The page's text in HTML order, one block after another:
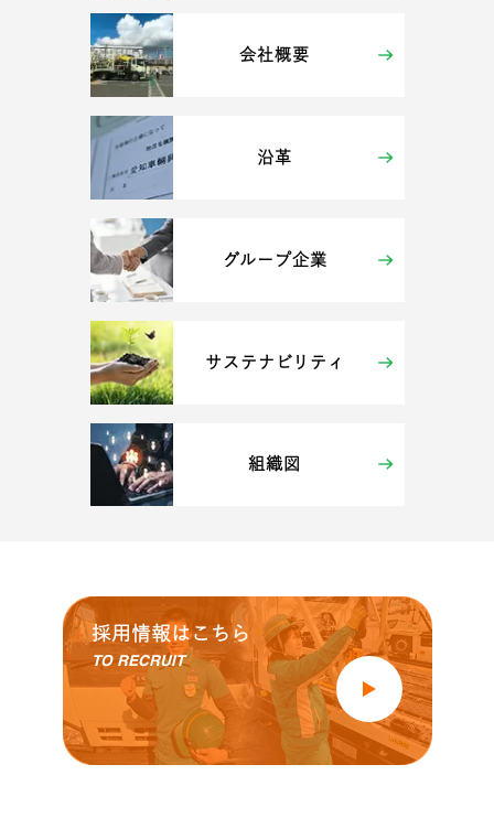
会社概要
沿革
グループ企業
サステナビリティ
組織図
採用情報はこちら
TO RECRUIT